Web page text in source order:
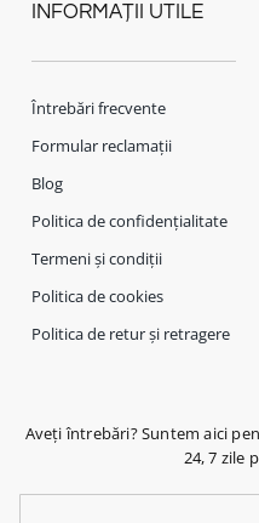
INFORMAȚII UTILE
Întrebări frecvente
Formular reclamații
Blog
Politica de confidențialitate
Termeni și condiții
Politica de cookies
Politica de retur și retragere
Aveți întrebări? Suntem aici
24, 7 zile